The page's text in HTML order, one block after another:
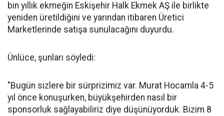
bin yıllık ekmeğin Eskişehir Halk Ekmek AŞ ile birlikte
yeniden üretildiğini ve yarından itibaren Üretici
Marketlerinde satışa sunulacağını duyurdu.
Ünlüce, şunları söyledi:
"Bugün sizlere bir sürprizimiz var. Murat Hocamla 4-5
yıl önce konuşurken, büyükşehirden nasıl bir
sponsorluk sağlayabiliriz diye düşünüyorduk. Bizim 8